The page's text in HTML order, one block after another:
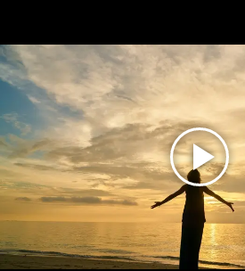
Play
Video